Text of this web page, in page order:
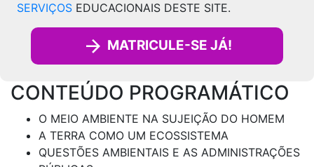
SERVIÇOS EDUCACIONAIS DESTE SITE.
MATRICULE-SE JÁ!
CONTEÚDO PROGRAMÁTICO
O MEIO AMBIENTE NA SUJEIÇÃO DO HOMEM
A TERRA COMO UM ECOSSISTEMA
QUESTÕES AMBIENTAIS E AS ADMINISTRAÇÕES